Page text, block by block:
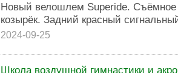
Новый велошлем Superide. Съёмное
козырёк. Задний красный
2024-09-25
Школа воздушной гимнастики и